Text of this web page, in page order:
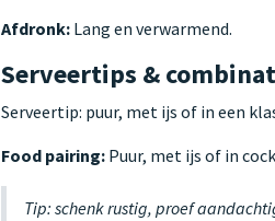
Afdronk: Lang en verwarmend.
Serveertips &
Serveertip: puur, met ijs of in een
Food pairing: Puur, met ijs of in
Tip: schenk rustig, proef